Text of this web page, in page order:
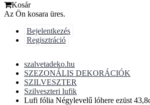
Kosár
Az Ön kosara üres.
Bejelentkezés
Regisztráció
szalvetadeko.hu
SZEZONÁLIS DEKORÁCIÓK
SZILVESZTER
Szilveszteri lufik
Lufi fólia Négylevelű lóhere ezüst